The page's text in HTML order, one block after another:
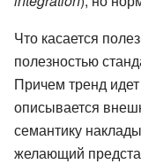
Что касается
полезностью
Причем тренд
описывается
семантику
желающий